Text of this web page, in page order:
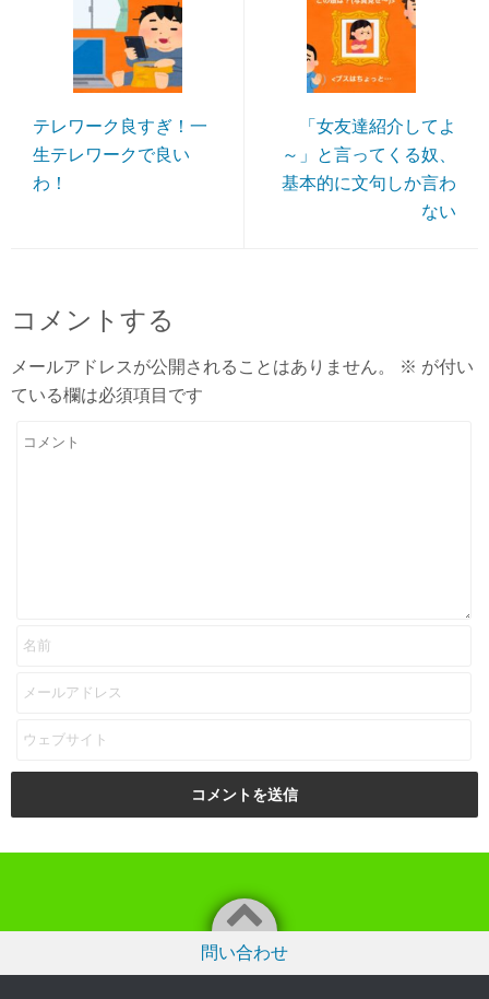
テレワーク良すぎ！一
生テレワークで良い
わ！
「女友達紹介してよ
～」と言ってくる奴、
基本的に文句しか言わ
ない
コメントする
メールアドレスが公開されることはありません。 ※ が付い
ている欄は必須項目です
問い合わせ